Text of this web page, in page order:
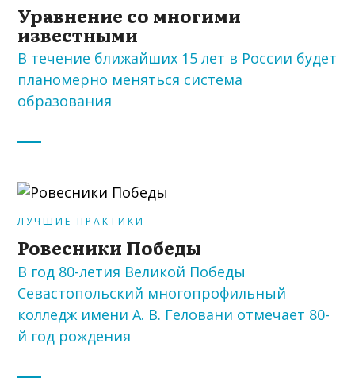
Уравнение со многими
известными
В течение ближайших 15 лет в России будет
планомерно меняться система
образования
ЛУЧШИЕ ПРАКТИКИ
Ровесники Победы
В год 80-летия Великой Победы
Севастопольский многопрофильный
колледж имени А. В. Геловани отмечает 80-
й год рождения